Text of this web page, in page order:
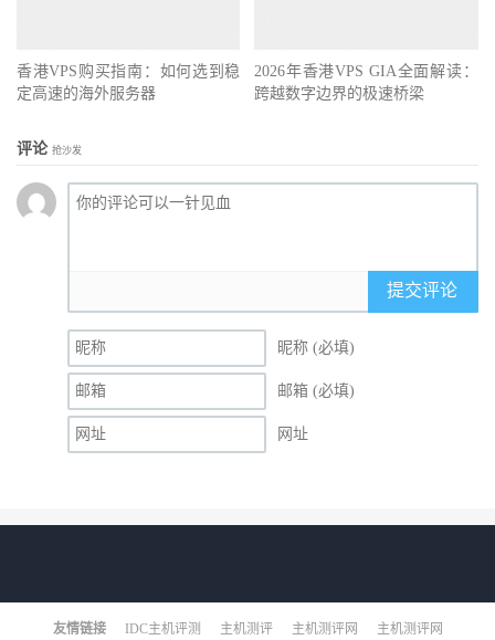
香港VPS购买指南：如何选到稳
定高速的海外服务器
2026年香港VPS GIA全面解读：
跨越数字边界的极速桥梁
评论 抢沙发
提交评论
昵称 (必填)
邮箱 (必填)
网址
友情链接 IDC主机评测 主机测评 主机测评网 主机测评网